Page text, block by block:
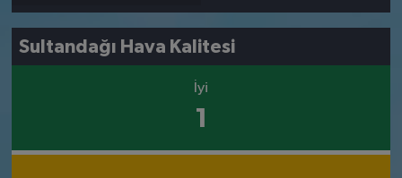
Sultandağı Hava Kalitesi
İyi
1